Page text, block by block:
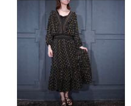
メイドお花クロスステッチ刺繍バ
ッグリボンフリルレースデザイン
ワンピース